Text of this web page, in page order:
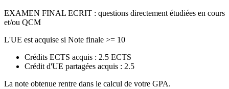
EXAMEN FINAL ECRIT : questions directement étudiées en cours
et/ou QCM
L'UE est acquise si Note finale >= 10
Crédits ECTS acquis : 2.5 ECTS
Crédit d'UE partagées acquis : 2.5
La note obtenue rentre dans le calcul de votre GPA.